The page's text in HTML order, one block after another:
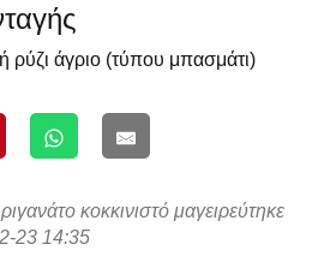
ρύζι άγριο (τύπου μπασμάτι)
κοκκινιστό μαγειρεύτηκε
23 14:35